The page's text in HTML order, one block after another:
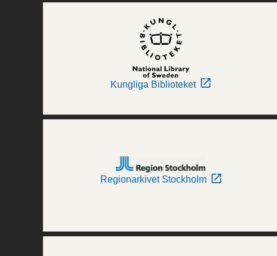
Kungliga Biblioteket
Regionarkivet Stockholm